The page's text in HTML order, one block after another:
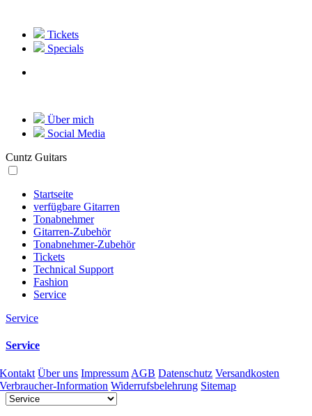
Tickets
Specials
Über mich
Social Media
Cuntz Guitars
Startseite
verfügbare Gitarren
Tonabnehmer
Gitarren-Zubehör
Tonabnehmer-Zubehör
Tickets
Technical Support
Fashion
Service
Service
Service
Kontakt Über uns Impressum AGB Datenschutz Versandkosten
Verbraucher-Information Widerrufsbelehrung Sitemap